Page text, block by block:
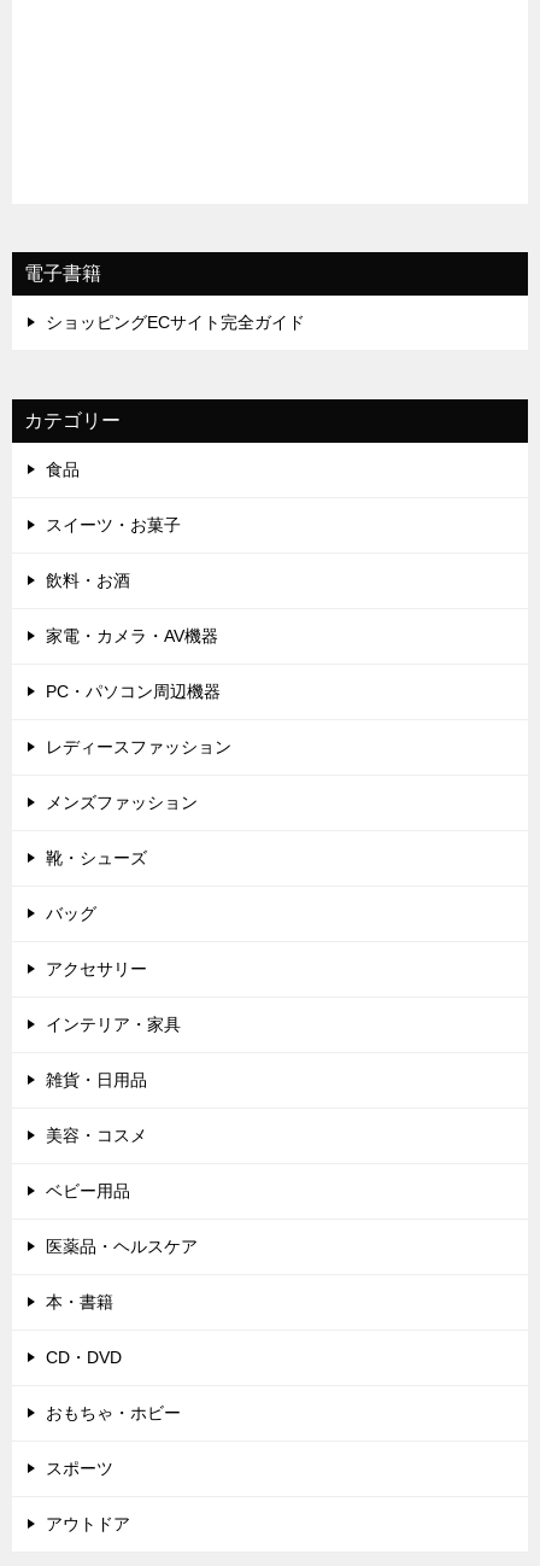
電子書籍
ショッピングECサイト完全ガイド
カテゴリー
食品
スイーツ・お菓子
飲料・お酒
家電・カメラ・AV機器
PC・パソコン周辺機器
レディースファッション
メンズファッション
靴・シューズ
バッグ
アクセサリー
インテリア・家具
雑貨・日用品
美容・コスメ
ベビー用品
医薬品・ヘルスケア
本・書籍
CD・DVD
おもちゃ・ホビー
スポーツ
アウトドア